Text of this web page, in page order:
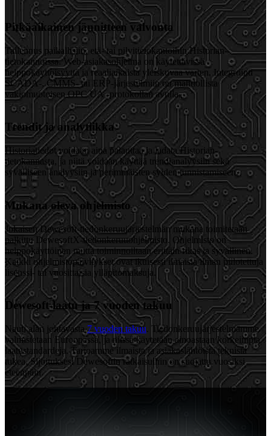
Pitkäaikainen jännitteen valvonta
Tallennus paikallisiin, etä- tai pilvitietokantoihin Historian-
tietokannoissa. Web-asiakasohjelma on käytettävissä
helppokäyttöisyyttä ja reaaliaikaista yleiskuvaa varten. Integrointi
SCADA-, CMMS- tai ERP-järjestelmiin on mahdollista
vakiomuotoisen OPC UA -protokollan avulla.
Trendit ja analytiikka
Historiatiedot voidaan aina palauttaa ja ladata Historian-
tietokannasta, ja niitä voidaan käyttää trendianalyysiin sekä
syvälliseen analyysiin ja perimmäisten syiden tunnistamiseen.
Mukana oleva ohjelmisto
Jokaisen Dewesoft-tiedonkeruujärjestelmän mukana toimitetaan
palkittu DewesoftX-tiedonkeruuohjelmisto. Ohjelmisto on
helppokäyttöinen mutta toiminnoiltaan erittäin rikas ja syvällinen.
Kaikki ohjelmistopäivitykset ovat ikuisesti ilmaisia ilman piilotettuja
lisenssi- tai vuosittaisia ylläpitomaksuja.
Dewesoft-laatu ja 7 vuoden takuu
Nauti alan johtavasta7 vuoden takuu . Tiedonkeruujärjestelmämme
valmistetaan Euroopassa, ja niissä käytetään ainoastaan korkeimpia
laatustandardeja. Tarjoamme ilmaista ja asiakaslähtöistä teknistä
tukea. Sijoituksesi Dewesoftin ratkaisuihin on suojattu vuosiksi
eteenpäin.